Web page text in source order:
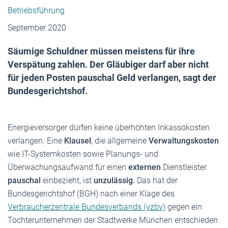
Betriebsführung
September 2020
Säumige Schuldner müssen meistens für ihre
Verspätung zahlen. Der Gläubiger darf aber nicht
für jeden Posten pauschal Geld verlangen, sagt der
Bundesgerichtshof.
Energieversorger dürfen keine überhöhten Inkassokosten
verlangen. Eine Klausel, die allgemeine Verwaltungskosten
wie IT-Systemkosten sowie Planungs- und
Überwachungsaufwand für einen externen Dienstleister
pauschal einbezieht, ist unzulässig. Das hat der
Bundesgerichtshof (BGH) nach einer Klage des
Verbraucherzentrale Bundesverbands (vzbv) gegen ein
Tochterunternehmen der Stadtwerke München entschieden.